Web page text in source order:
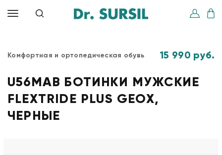
Комфортная и ортопедическая обувь 15 990 руб.
U56MAB БОТИНКИ МУЖСКИЕ
FLEXTRIDE PLUS GEOX,
ЧЕРНЫЕ